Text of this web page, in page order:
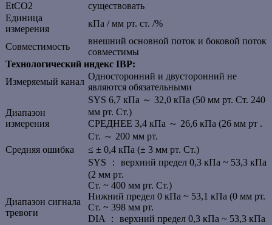
EtCO2
существовать
Единица
измерения
кПа / мм рт. ст. /%
Совместимость
внешний основной поток и боковой поток
совместимы
Технологический индекс IBP:
Измеряемый канал
Односторонний и двусторонний не
являются обязательными
Диапазон
измерения
SYS 6,7 кПа ～ 32,0 кПа (50 мм рт. Ст. 240
мм рт. Ст.)
СРЕДНЕЕ 3,4 кПа ～ 26,6 кПа (26 мм рт .
Ст. ～ 200 мм рт.
Средняя ошибка
≤ ± 0,4 кПа (± 3 мм рт. Ст.)
Диапазон сигнала
тревоги
SYS ： верхний предел 0,3 кПа ~ 53,3 кПа
(2 мм рт.
Ст. ~ 400 мм рт. Ст.)
Нижний предел 0 кПа ~ 53,1 кПа (0 мм рт.
Ст. ~ 398 мм рт.
DIA ： верхний предел 0,3 кПа ~ 53,3 кПа